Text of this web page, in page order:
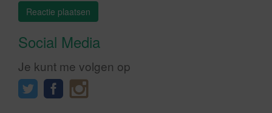
Social Media
Je kunt me volgen op